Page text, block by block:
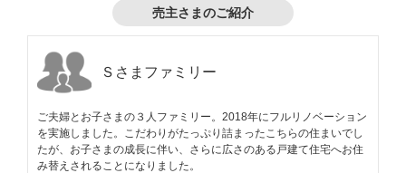
売主さまのご紹介
Ｓさまファミリー
ご夫婦とお子さまの３人ファミリー。2018年にフルリノベーション
を実施しました。こだわりがたっぷり詰まったこちらの住まいでし
たが、お子さまの成長に伴い、さらに広さのある戸建て住宅へお住
み替えされることになりました。